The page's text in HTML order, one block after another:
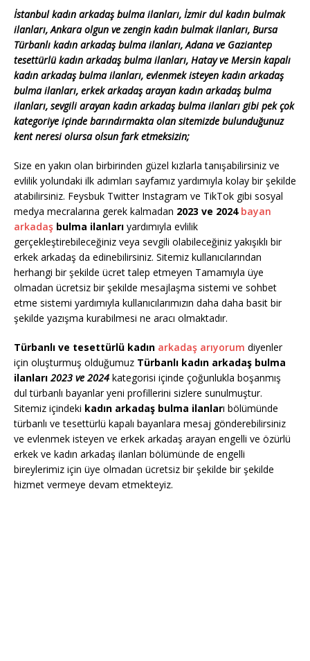
İstanbul kadın arkadaş bulma ilanları, İzmir dul kadın bulmak
ilanları, Ankara olgun ve zengin kadın bulmak ilanları, Bursa
Türbanlı kadın arkadaş bulma ilanları, Adana ve Gaziantep
tesettürlü kadın arkadaş bulma ilanları, Hatay ve Mersin kapalı
kadın arkadaş bulma ilanları, evlenmek isteyen kadın arkadaş
bulma ilanları, erkek arkadaş arayan kadın arkadaş bulma
ilanları, sevgili arayan kadın arkadaş bulma ilanları gibi pek çok
kategoriye içinde barındırmakta olan sitemizde bulunduğunuz
kent neresi olursa olsun fark etmeksizin;
Size en yakın olan birbirinden güzel kızlarla tanışabilirsiniz ve
evlilik yolundaki ilk adımları sayfamız yardımıyla kolay bir şekilde
atabilirsiniz. Feysbuk Twitter Instagram ve TikTok gibi sosyal
medya mecralarına gerek kalmadan 2023 ve 2024 bayan
arkadaş bulma ilanları yardımıyla evlilik
gerçekleştirebileceğiniz veya sevgili olabileceğiniz yakışıklı bir
erkek arkadaş da edinebilirsiniz. Sitemiz kullanıcılarından
herhangi bir şekilde ücret talep etmeyen Tamamıyla üye
olmadan ücretsiz bir şekilde mesajlaşma sistemi ve sohbet
etme sistemi yardımıyla kullanıcılarımızın daha daha basit bir
şekilde yazışma kurabilmesi ne aracı olmaktadır.
Türbanlı ve tesettürlü kadın arkadaş arıyorum diyenler
için oluşturmuş olduğumuz Türbanlı kadın arkadaş bulma
ilanları 2023 ve 2024 kategorisi içinde çoğunlukla boşanmış
dul türbanlı bayanlar yeni profillerini sizlere sunulmuştur.
Sitemiz içindeki kadın arkadaş bulma ilanları bölümünde
türbanlı ve tesettürlü kapalı bayanlara mesaj gönderebilirsiniz
ve evlenmek isteyen ve erkek arkadaş arayan engelli ve özürlü
erkek ve kadın arkadaş ilanları bölümünde de engelli
bireylerimiz için üye olmadan ücretsiz bir şekilde bir şekilde
hizmet vermeye devam etmekteyiz.